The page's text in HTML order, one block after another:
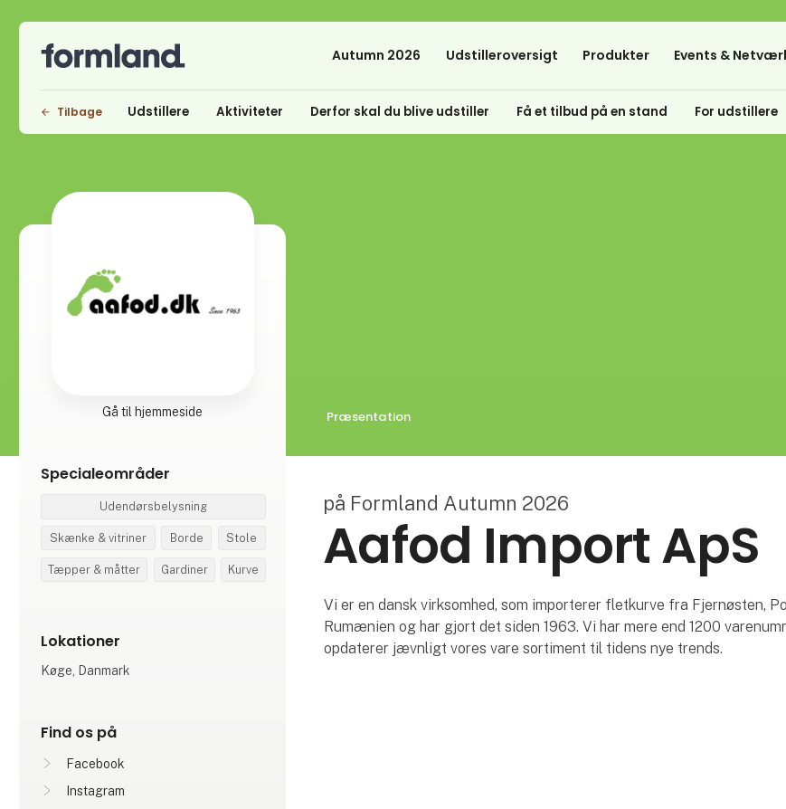
Autumn 2026 Udstilleroversigt Produkter Events &
Tilbage Udstillere Aktiviteter Derfor skal du blive udstiller Få et tilbud på en stand For udstillere
Præsentation
Gå til hjemmeside
Specialeområder
Udendørsbelysning
Skænke & vitriner Borde Stole
Tæpper & måtter Gardiner Kurve
Lokationer
Køge, Danmark
Find os på
Facebook
Instagram
på Formland Autumn 2026
Aafod Import ApS
Vi er en dansk virksomhed, som importerer fletkurve fra Fjernøsten,
Rumænien og har gjort det siden 1963. Vi har mere end 1200
opdaterer jævnligt vores vare sortiment til tidens nye trends.